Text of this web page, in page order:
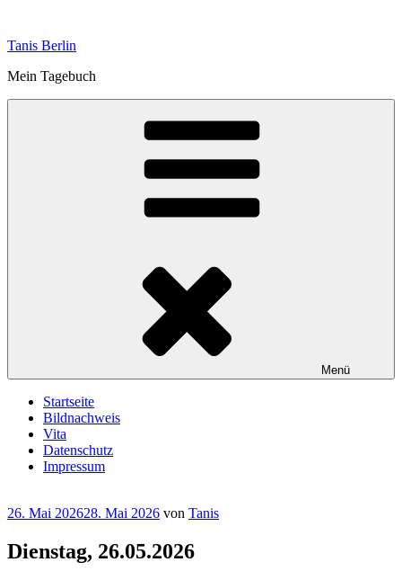
springen
Tanis Berlin
Mein Tagebuch
Menü
Startseite
Bildnachweis
Vita
Datenschutz
Impressum
Veröffentlicht
26. Mai 202628. Mai 2026 von Tanis
Dienstag, 26.05.2026